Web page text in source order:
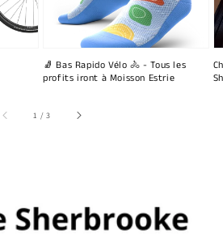
🧦 Bas Rapido Vélo 🚴 - Tous les
profits iront à Moisson Estrie
1 /sur
3